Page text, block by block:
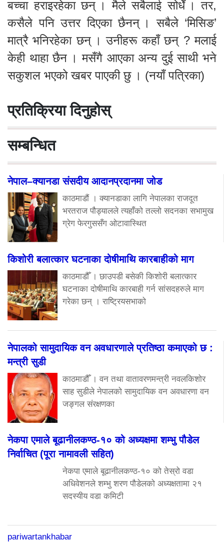
बच्चा हराइरहेका छन् । मैले सबैलाई सोधेँ । तर,
कसैले पनि उत्तर दिएका छैनन् । सबैले ‘मिसिङ’
मात्रै भनिरहेका छन् । उनीहरू कहाँ छन् ? मलाई
केही थाहा छैन । मसँगै आएका अन्य दुई साथी भने
सकुशल भएको खबर पाएकी छु । (नयाँ पत्रिका)
प्रतिक्रिया दिनुहोस्
सम्बन्धित
नेपाल–क्यानडा संसदीय आदानप्रदानमा जोड
काठमाडौं । क्यानडाका लागि नेपालका राजदूत
भरतराज पौड्यालले त्यहाँको तल्लो सदनका सभामुख
ग्रेग फेरगुससँग ओटावास्थित
किशोरी बलात्कार घटनाका दोषीमाथि कारबाहीको माग
काठमाडौँ । छाउपडी बसेकी किशोरी बलात्कार
घटनाका दोषीमाथि कारबाही गर्न सांसदहरुले माग
गरेका छन् । राष्ट्रियसभाको
नेपालको सामुदायिक वन अवधारणाले प्रतिष्ठा कमाएको छ :
मन्त्री सुडी
काठमाडौँ । वन तथा वातावरणमन्त्री नवलकिशोर
साह सुडीले नेपालको सामुदायिक वन अवधारणा वन
जङ्गल संरक्षणका
नेकपा एमाले बूढानीलकण्ठ-१० को अध्यक्षमा शम्भु पौडेल
निर्वाचित (पूरा नामावली सहित)
नेकपा एमाले बूढानीलकण्ठ-१० को तेस्रो वडा
अधिवेशनले शम्भु शरण पौडेलको अध्यक्षतामा २१
सदस्यीय वडा कमिटी
pariwartankhabar